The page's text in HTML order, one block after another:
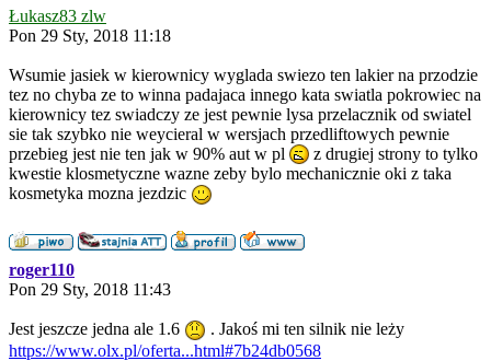
Łukasz83 zlw
Pon 29 Sty, 2018 11:18
Wsumie jasiek w kierownicy wyglada swiezo ten lakier na przodzie
tez no chyba ze to winna padajaca innego kata swiatla pokrowiec na
kierownicy tez swiadczy ze jest pewnie lysa przelacznik od swiatel
sie tak szybko nie weycieral w wersjach przedliftowych pewnie
przebieg jest nie ten jak w 90% aut w pl
z drugiej strony to tylko
kwestie klosmetyczne wazne zeby bylo mechanicznie oki z taka
kosmetyka mozna jezdzic
roger110
Pon 29 Sty, 2018 11:43
Jest jeszcze jedna ale 1.6
. Jakoś mi ten silnik nie leży
https://www.olx.pl/oferta...html#7b24db0568